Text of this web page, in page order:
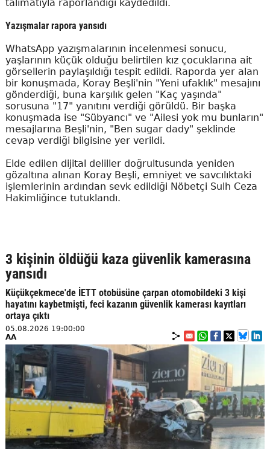
talimatıyla raporlandığı kaydedildi.
Yazışmalar rapora yansıdı
WhatsApp yazışmalarının incelenmesi sonucu,
yaşlarının küçük olduğu belirtilen kız çocuklarına ait
görsellerin paylaşıldığı tespit edildi. Raporda yer alan
bir konuşmada, Koray Beşli'nin "Yeni ufaklık" mesajını
gönderdiği, buna karşılık gelen "Kaç yaşında"
sorusuna "17" yanıtını verdiği görüldü. Bir başka
konuşmada ise "Sübyancı" ve "Ailesi yok mu bunların"
mesajlarına Beşli'nin, "Ben sugar dady" şeklinde
cevap verdiği bilgisine yer verildi.
Elde edilen dijital deliller doğrultusunda yeniden
gözaltına alınan Koray Beşli, emniyet ve savcılıktaki
işlemlerinin ardından sevk edildiği Nöbetçi Sulh Ceza
Hakimliğince tutuklandı.
3 kişinin öldüğü kaza güvenlik kamerasına
yansıdı
Küçükçekmece'de İETT otobüsüne çarpan otomobildeki 3 kişi
hayatını kaybetmişti, feci kazanın güvenlik kamerası kayıtları
ortaya çıktı
05.08.2026 19:00:00
AA